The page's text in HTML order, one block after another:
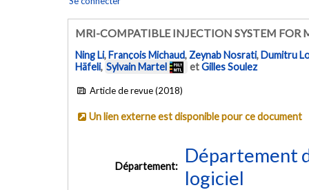
MRI-COMPATIBLE INJECTION SYSTEM
Ning Li,François Michaud, Zeynab Nosrati,Dumitru
Häfeli, Sylvain Martel etGilles Soulez
Article de revue (2018)
Un lien externe est disponible pour ce document
Département:
Département
logiciel